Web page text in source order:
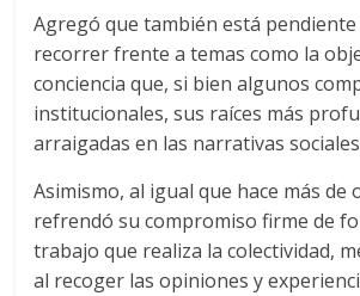
Agregó que también está
recorrer frente a temas como la
conciencia que, si bien algunos
institucionales, sus raíces más
arraigadas en las narrativas
Asimismo, al igual que hace más de
refrendó su compromiso firme de
trabajo que realiza la colectividad,
al recoger las opiniones y